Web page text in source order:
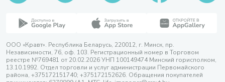
ООО «Кравт». Республика Беларусь, 220012, г. Минск, пр.
Независимости, 76, оф. 103. Регистрационный номер в Торговом
реестре №769481 от 20.02.2026 УНП 100149474 Минский горисполком,
13.10.1992. Отдел торговли и услуг администрации Первомайского
района, +375172151740; +375172152626. Обращения покупателей